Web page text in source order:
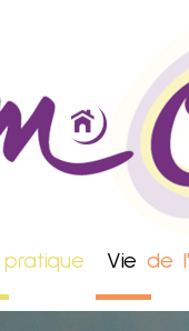
pratique Vie de